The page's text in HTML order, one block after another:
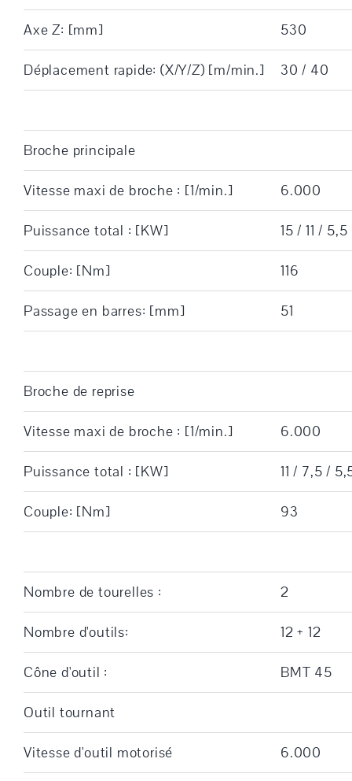
Axe Z: [mm] 530
Déplacement rapide: (X/Y/Z) [m/min.] 30 / 40
Broche principale
Vitesse maxi de broche : [1/min.] 6.000
Puissance total : [KW] 15 / 11 / 5,5
Couple: [Nm] 116
Passage en barres: [mm] 51
Broche de reprise
Vitesse maxi de broche : [1/min.] 6.000
Puissance total : [KW] 11 / 7,5 /
Couple: [Nm] 93
Nombre de tourelles : 2
Nombre d'outils: 12 + 12
Cône d'outil : BMT 45
Outil tournant
Vitesse d'outil motorisé 6.000